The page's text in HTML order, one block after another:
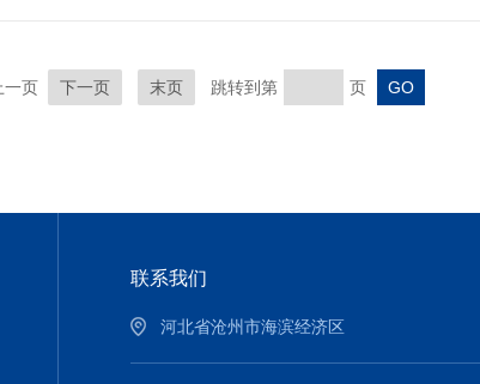
页 下一页 末页 跳转到第 页
联系我们
河北省沧州市海滨经济区